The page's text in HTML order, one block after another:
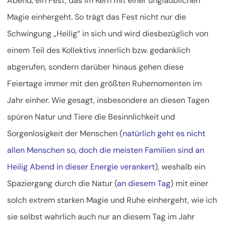
Magie einhergeht. So trägt das Fest nicht nur die
Schwingung „Heilig“ in sich und wird diesbezüglich von
einem Teil des Kollektivs innerlich bzw. gedanklich
abgerufen, sondern darüber hinaus gehen diese
Feiertage immer mit den größten Ruhemomenten im
Jahr einher. Wie gesagt, insbesondere an diesen Tagen
spüren Natur und Tiere die Besinnlichkeit und
Sorgenlosigkeit der Menschen (natürlich geht es nicht
allen Menschen so, doch die meisten Familien sind an
Heilig Abend in dieser Energie verankert), weshalb ein
Spaziergang durch die Natur (an diesem Tag) mit einer
solch extrem starken Magie und Ruhe einhergeht, wie ich
sie selbst wahrlich auch nur an diesem Tag im Jahr